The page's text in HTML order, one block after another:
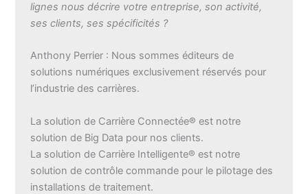
lignes nous décrire votre entreprise, son activité,
ses clients, ses spécificités ?
Anthony Perrier : Nous sommes éditeurs de
solutions numériques exclusivement réservés pour
l’industrie des carrières.
La solution de Carrière Connectée® est notre
solution de Big Data pour nos clients.
La solution de Carrière Intelligente® est notre
solution de contrôle commande pour le pilotage des
installations de traitement.